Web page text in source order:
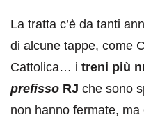
La tratta c’è da tanti
di alcune tappe, come
Cattolica… i treni più
prefisso RJ che sono
non hanno fermate, ma